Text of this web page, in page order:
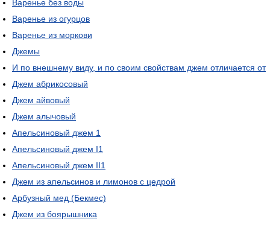
Варенье без воды
Варенье из огурцов
Варенье из моркови
Джемы
И по внешнему виду, и по своим свойствам джем отличается от
Джем абрикосовый
Джем айвовый
Джем алычовый
Апельсиновый джем 1
Апельсиновый джем I1
Апельсиновый джем II1
Джем из апельсинов и лимонов с цедрой
Арбузный мед (Бекмес)
Джем из боярышника